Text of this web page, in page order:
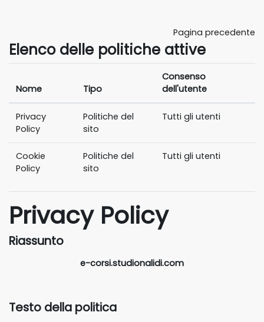
Pagina precedente
Elenco delle politiche attive
Nome Tipo
Consenso
dell'utente
Privacy
Policy
Politiche del
sito
Tutti gli utenti
Cookie
Policy
Politiche del
sito
Tutti gli utenti
Privacy Policy
Riassunto
e-corsi.studionalidi.com
Testo della politica